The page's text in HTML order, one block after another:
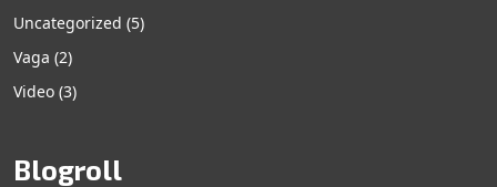
Uncategorized (5)
Vaga (2)
Video (3)
Blogroll